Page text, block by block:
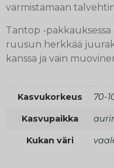
varmistamaan
Tantop -
ruusun herkkää
kanssa ja vain
Kasvukorkeus 70-
Kasvupaikka
Kukan väri